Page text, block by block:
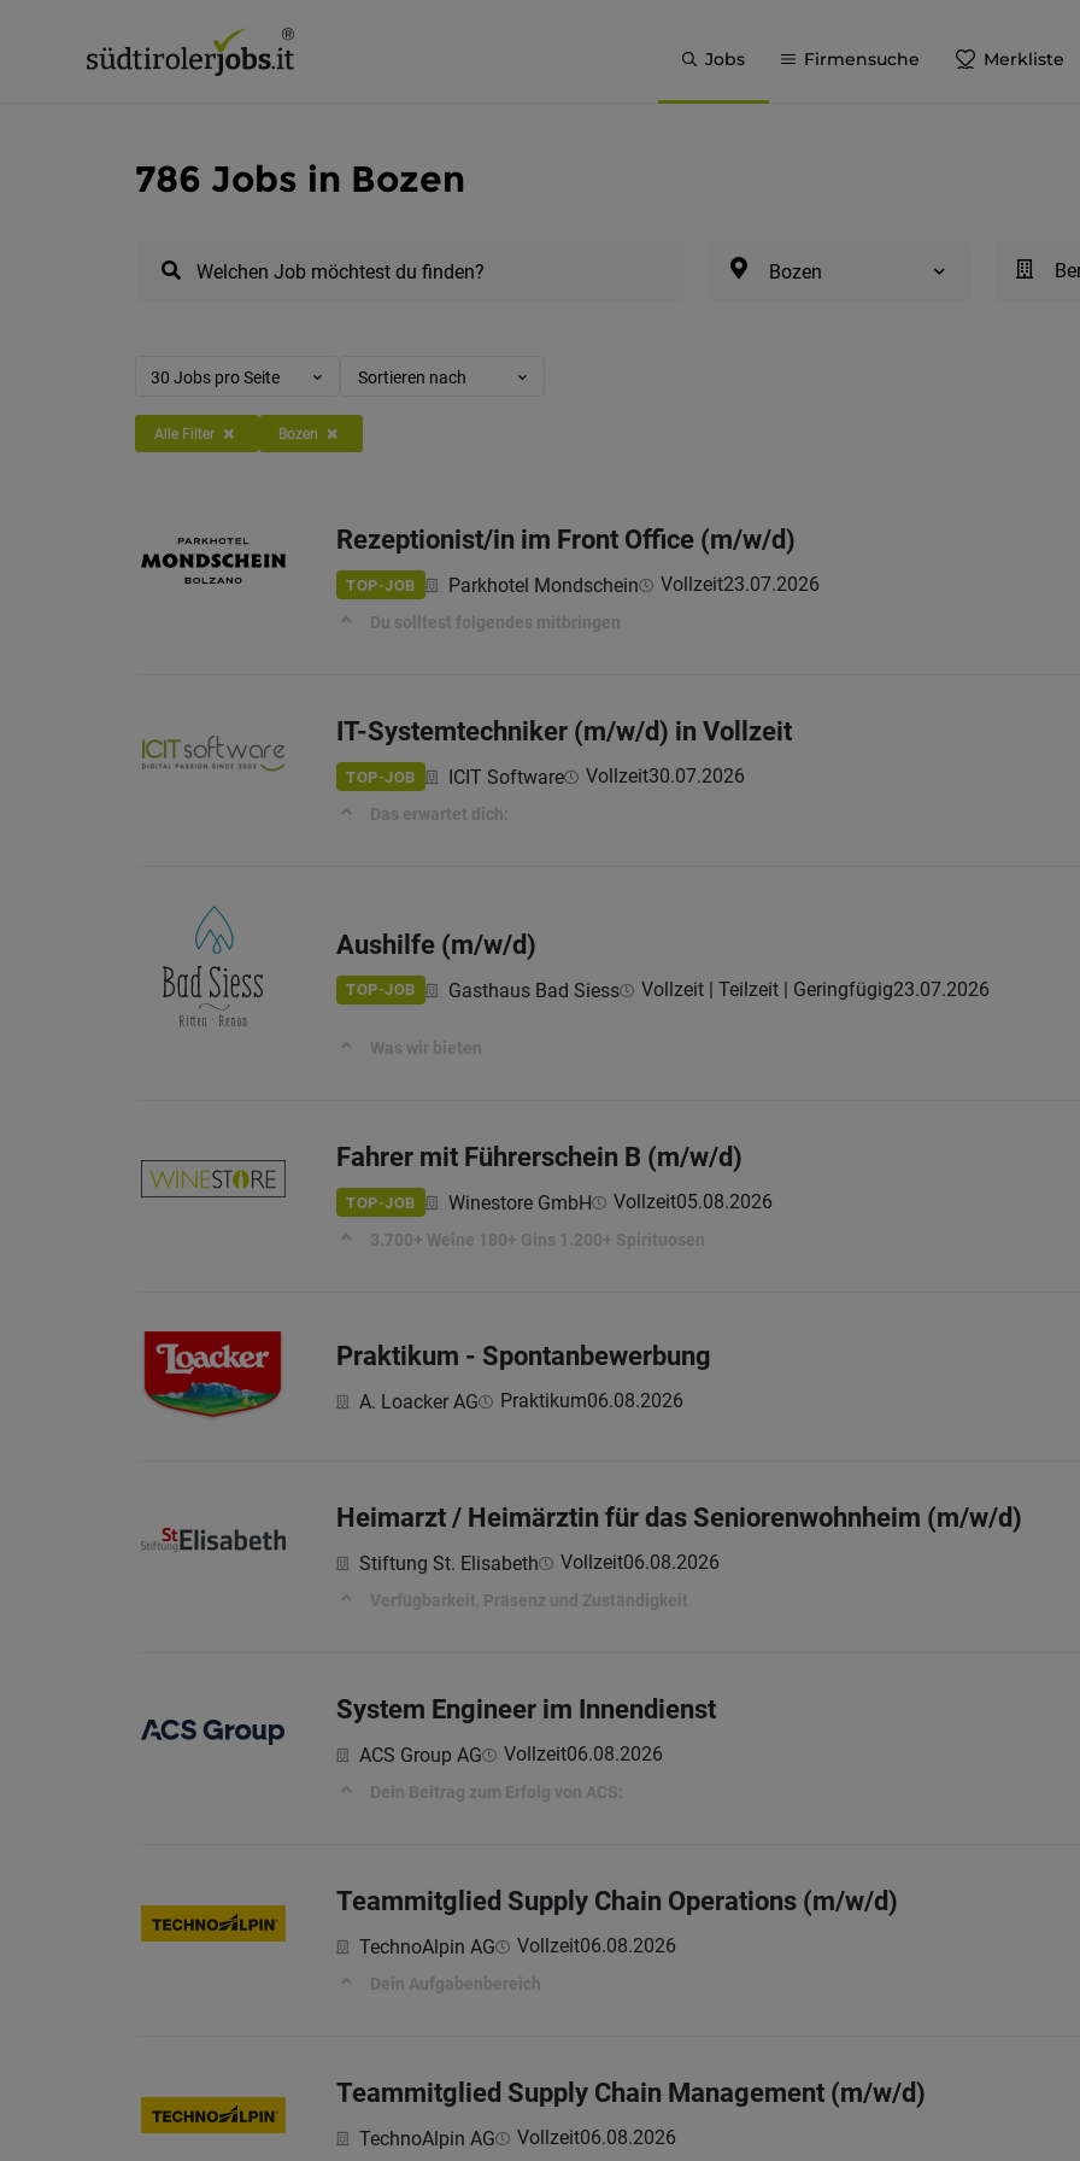
Jobs Firmensuche Merkliste
786 Jobs in Bozen
Welchen Job möchtest du finden? Bozen
30 Jobs pro Seite Sortieren nach
Alle Filter Bozen
Rezeptionist/in im Front Office (m/w/d)
TOP-JOB Parkhotel Mondschein Vollzeit23.07.2026
Du solltest folgendes mitbringen
IT-Systemtechniker (m/w/d) in Vollzeit
TOP-JOB ICIT Software Vollzeit30.07.2026
Das erwartet dich:
Aushilfe (m/w/d)
TOP-JOB Gasthaus Bad Siess Vollzeit | Teilzeit | Geringfügig23.07.2026
Was wir bieten
Fahrer mit Führerschein B (m/w/d)
TOP-JOB Winestore GmbH Vollzeit05.08.2026
3.700+ Weine 180+ Gins 1.200+ Spirituosen
Praktikum - Spontanbewerbung
A. Loacker AG Praktikum06.08.2026
Heimarzt / Heimärztin für das Seniorenwohnheim (m/w/d)
Stiftung St. Elisabeth Vollzeit06.08.2026
Verfügbarkeit, Präsenz und Zuständigkeit
System Engineer im Innendienst
ACS Group AG Vollzeit06.08.2026
Dein Beitrag zum Erfolg von ACS:
Teammitglied Supply Chain Operations (m/w/d)
TechnoAlpin AG Vollzeit06.08.2026
Dein Aufgabenbereich
Teammitglied Supply Chain Management (m/w/d)
TechnoAlpin AG Vollzeit06.08.2026